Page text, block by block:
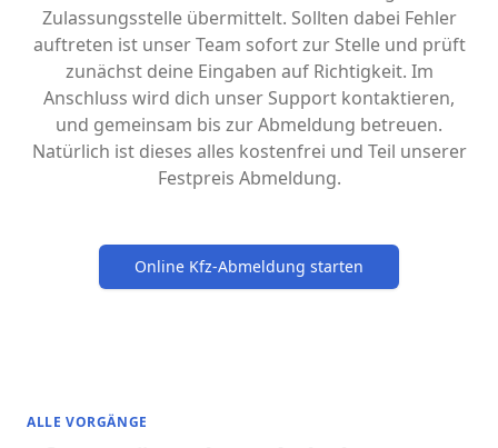
Zulassungsstelle übermittelt. Sollten dabei Fehler
auftreten ist unser Team sofort zur Stelle und prüft
zunächst deine Eingaben auf Richtigkeit. Im
Anschluss wird dich unser Support kontaktieren,
und gemeinsam bis zur Abmeldung betreuen.
Natürlich ist dieses alles kostenfrei und Teil unserer
Festpreis Abmeldung.
Online Kfz-Abmeldung starten
ALLE VORGÄNGE